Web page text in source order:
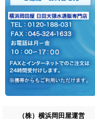
（株）横浜岡田屋運営